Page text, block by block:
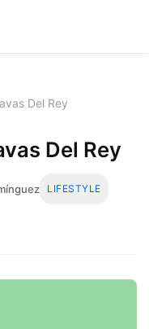
Del Rey
Del Rey
LIFESTYLE